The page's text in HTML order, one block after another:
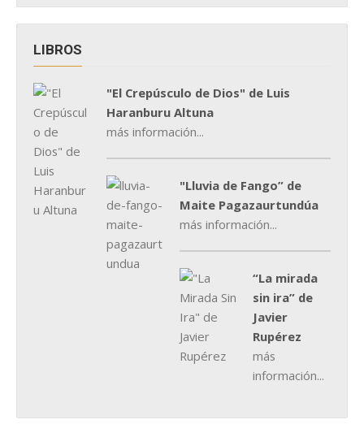
LIBROS
"El Crepúsculo de Dios" de Luis
Haranburu Altuna
más información...
"Lluvia de Fango” de
Maite Pagazaurtundúa
más información...
“La mirada
sin ira” de
Javier
Rupérez
más
información...